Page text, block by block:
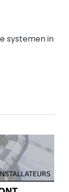
systemen in